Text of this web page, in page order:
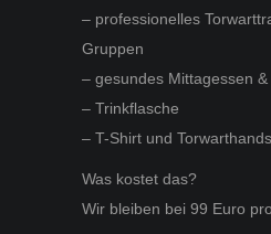
– professionelles
Gruppen
– gesundes Mittagessen
– Trinkflasche
– T-Shirt und
Was kostet das?
Wir bleiben bei 99 Euro